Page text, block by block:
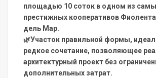
площадью 10 соток в одном из
престижных кооперативов
дель Мар.
🌿Участок правильной формы,
редкое сочетание, позволяющее
архитектурный проект без
дополнительных затрат.